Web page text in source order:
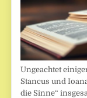
Ungeachtet
Stancus und
die Sinne“